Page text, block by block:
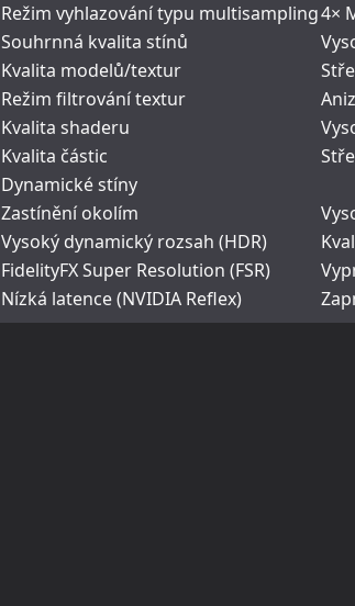
Režim vyhlazování typu multisampling4×
Souhrnná kvalita stínů
Kvalita modelů/textur
Režim filtrování textur
Kvalita shaderu
Kvalita částic
Dynamické stíny
Zastínění okolím
Vysoký dynamický rozsah (HDR)
FidelityFX Super Resolution (FSR)
Nízká latence (NVIDIA Reflex)